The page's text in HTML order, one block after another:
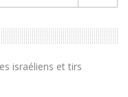
israéliens et tirs